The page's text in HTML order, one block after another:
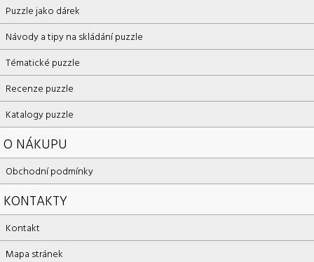
Puzzle jako dárek
Návody a tipy na skládání puzzle
Tématické puzzle
Recenze puzzle
Katalogy puzzle
O NÁKUPU
Obchodní podmínky
KONTAKTY
Kontakt
Mapa stránek